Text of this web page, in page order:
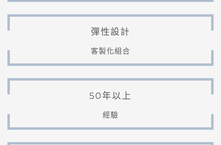
彈性設計
客製化組合
50年以上
經驗